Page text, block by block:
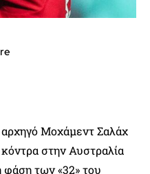
Μοχάμεντ Σαλάχ
κόντρα στην Αυστραλία
φάση των «32» του